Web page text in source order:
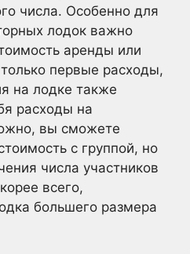
числа. Особенно для
лодок важно
аренды или
первые расходы,
на лодке также
расходы на
вы сможете
с группой, но
числа участников
всего,
большего размера